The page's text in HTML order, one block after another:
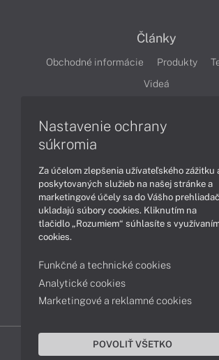
Články
Obchodné informácie Produkty
Videá
Obsah
Ako nakupovať
Možnosti
Podpora a servis
Servisné služby
Kontakty
Servisné oddelenie
Reklamácia
Diagnostiky online
TeamViewer
Nastavenie ochrany
súkromia
Za účelom zlepšenia užívateľského zážitku
poskytovaných služieb na našej stránke a
marketingové účely sa do Vášho
ukladajú súbory cookies. Kliknutím na
tlačidlo „Rozumiem“ súhlasíte s
cookies.
Funkčné a technické cookies
Analytické cookies
Marketingové a reklamné cookies
POVOLIŤ VŠETKO